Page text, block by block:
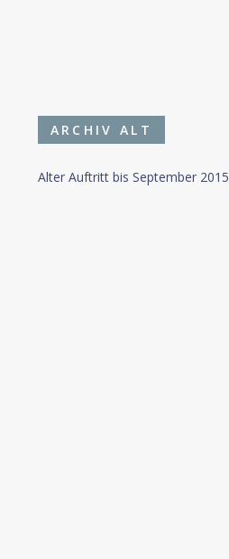
ARCHIV ALT
Alter Auftritt bis September 2015